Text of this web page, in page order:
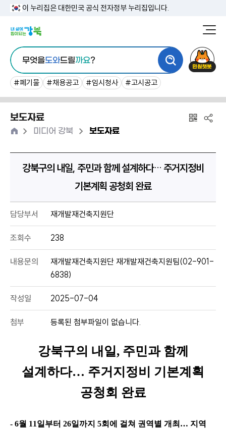
이 누리집은 대한민국 공식 전자정부 누리집입니다.
청
통
합
검
색
무엇을도와드릴까요?
#폐기물 #채용공고 #임시청사 #고시공고
원
보도자료
홈 >미디어 강북 >보도자료
강북구의 내일, 주민과 함께 설계하다… 주거지정비
기본계획 공청회 완료
담당부서 재개발재건축지원단
조회수 238
내용문의
재개발재건축지원단 재개발재건축지원팀(02-901-
6838)
작성일 2025-07-04
첨부 등록된 첨부파일이 없습니다.
강북구의 내일 , 주민과 함께
설계하다… 주거지정비 기본계획
공청회 완료
- 6월 11일부터 26일까지 5회에 걸쳐 권역별 개최 … 지역